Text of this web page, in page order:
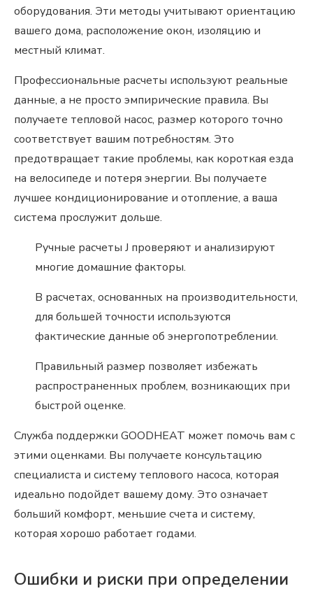
оборудования. Эти методы учитывают ориентацию
вашего дома, расположение окон, изоляцию и
местный климат.
Профессиональные расчеты используют реальные
данные, а не просто эмпирические правила. Вы
получаете тепловой насос, размер которого точно
соответствует вашим потребностям. Это
предотвращает такие проблемы, как короткая езда
на велосипеде и потеря энергии. Вы получаете
лучшее кондиционирование и отопление, а ваша
система прослужит дольше.
Ручные расчеты J проверяют и анализируют
многие домашние факторы.
В расчетах, основанных на производительности,
для большей точности используются
фактические данные об энергопотреблении.
Правильный размер позволяет избежать
распространенных проблем, возникающих при
быстрой оценке.
Служба поддержки GOODHEAT может помочь вам с
этими оценками. Вы получаете консультацию
специалиста и систему теплового насоса, которая
идеально подойдет вашему дому. Это означает
больший комфорт, меньшие счета и систему,
которая хорошо работает годами.
Ошибки и риски при определении